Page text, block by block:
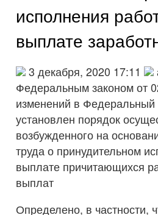
исполнения
выплате
3 декабря, 2020 17:11
Федеральным законом от
изменений в Федеральный
установлен порядок
возбужденного на
труда о принудительном
выплате причитающихся
выплат
Определено, в частности,